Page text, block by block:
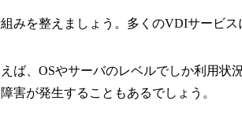
みを整えましょう。多くのVDIサービ
ば、OSやサーバのレベルでしか利用
害が発生することもあるでしょう。